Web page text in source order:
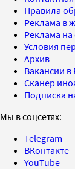
Правила
Реклама в
Реклама на
Условия
Архив
Вакансии в
Сканер
Подписка
Мы в соцсетях:
Telegram
ВКонтакте
YouTube